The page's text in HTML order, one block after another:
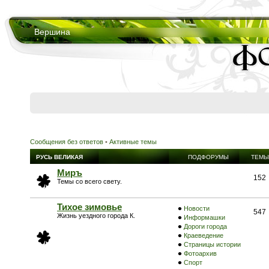
Вершина
Сообщения без ответов • Активные темы
РУСЬ ВЕЛИКАЯ ПОДФОРУМЫ ТЕМЫ
Миръ
Темы со всего свету. 152
Тихое зимовье
Жизнь уездного города К.
Новости
Информашки
Дороги города
Краеведение
Страницы истории
Фотоархив
Спорт
547